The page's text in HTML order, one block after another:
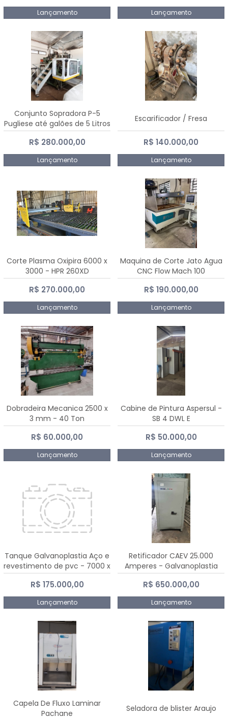
Lançamento Lançamento
Conjunto Sopradora P-5
Pugliese até galões de 5 Litros
R$ 280.000,00
Lançamento
Escarificador / Fresa
R$ 140.000,00
Lançamento
Corte Plasma Oxipira 6000 x
3000 - HPR 260XD
R$ 270.000,00
Lançamento
Maquina de Corte Jato Agua
CNC Flow Mach 100
R$ 190.000,00
Lançamento
Dobradeira Mecanica 2500 x
3 mm - 40 Ton
R$ 60.000,00
Lançamento
Cabine de Pintura Aspersul -
SB 4 DWL E
R$ 50.000,00
Lançamento
Tanque Galvanoplastia Aço e
revestimento de pvc - 7000 x
2200 mm
R$ 175.000,00
Lançamento
Retificador CAEV 25.000
Amperes - Galvanoplastia
R$ 650.000,00
Lançamento
Capela De Fluxo Laminar
Pachane
Seladora de blister Araujo